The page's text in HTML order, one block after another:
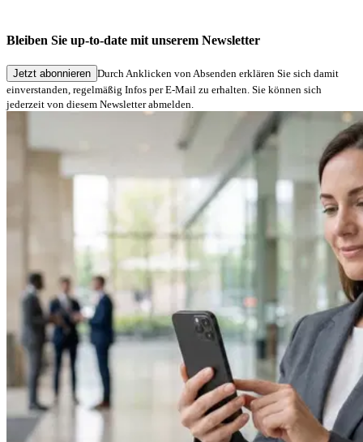
Datenschutzbestimmungenund die Nutzungsbedingungen
Google.
Bleiben Sie up-to-date mit unserem Newsletter
Jetzt abonnieren Durch Anklicken von Absenden erklären Sie sich damit
einverstanden, regelmäßig Infos per E-Mail zu erhalten. Sie können sich
jederzeit von diesem Newsletter abmelden.